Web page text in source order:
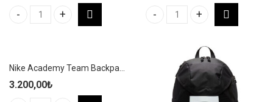
Adidas Essentials Backpack 27,5L Siyah Spor Sırt Çantası
Nike Academy Team Backpack
3.200,00₺